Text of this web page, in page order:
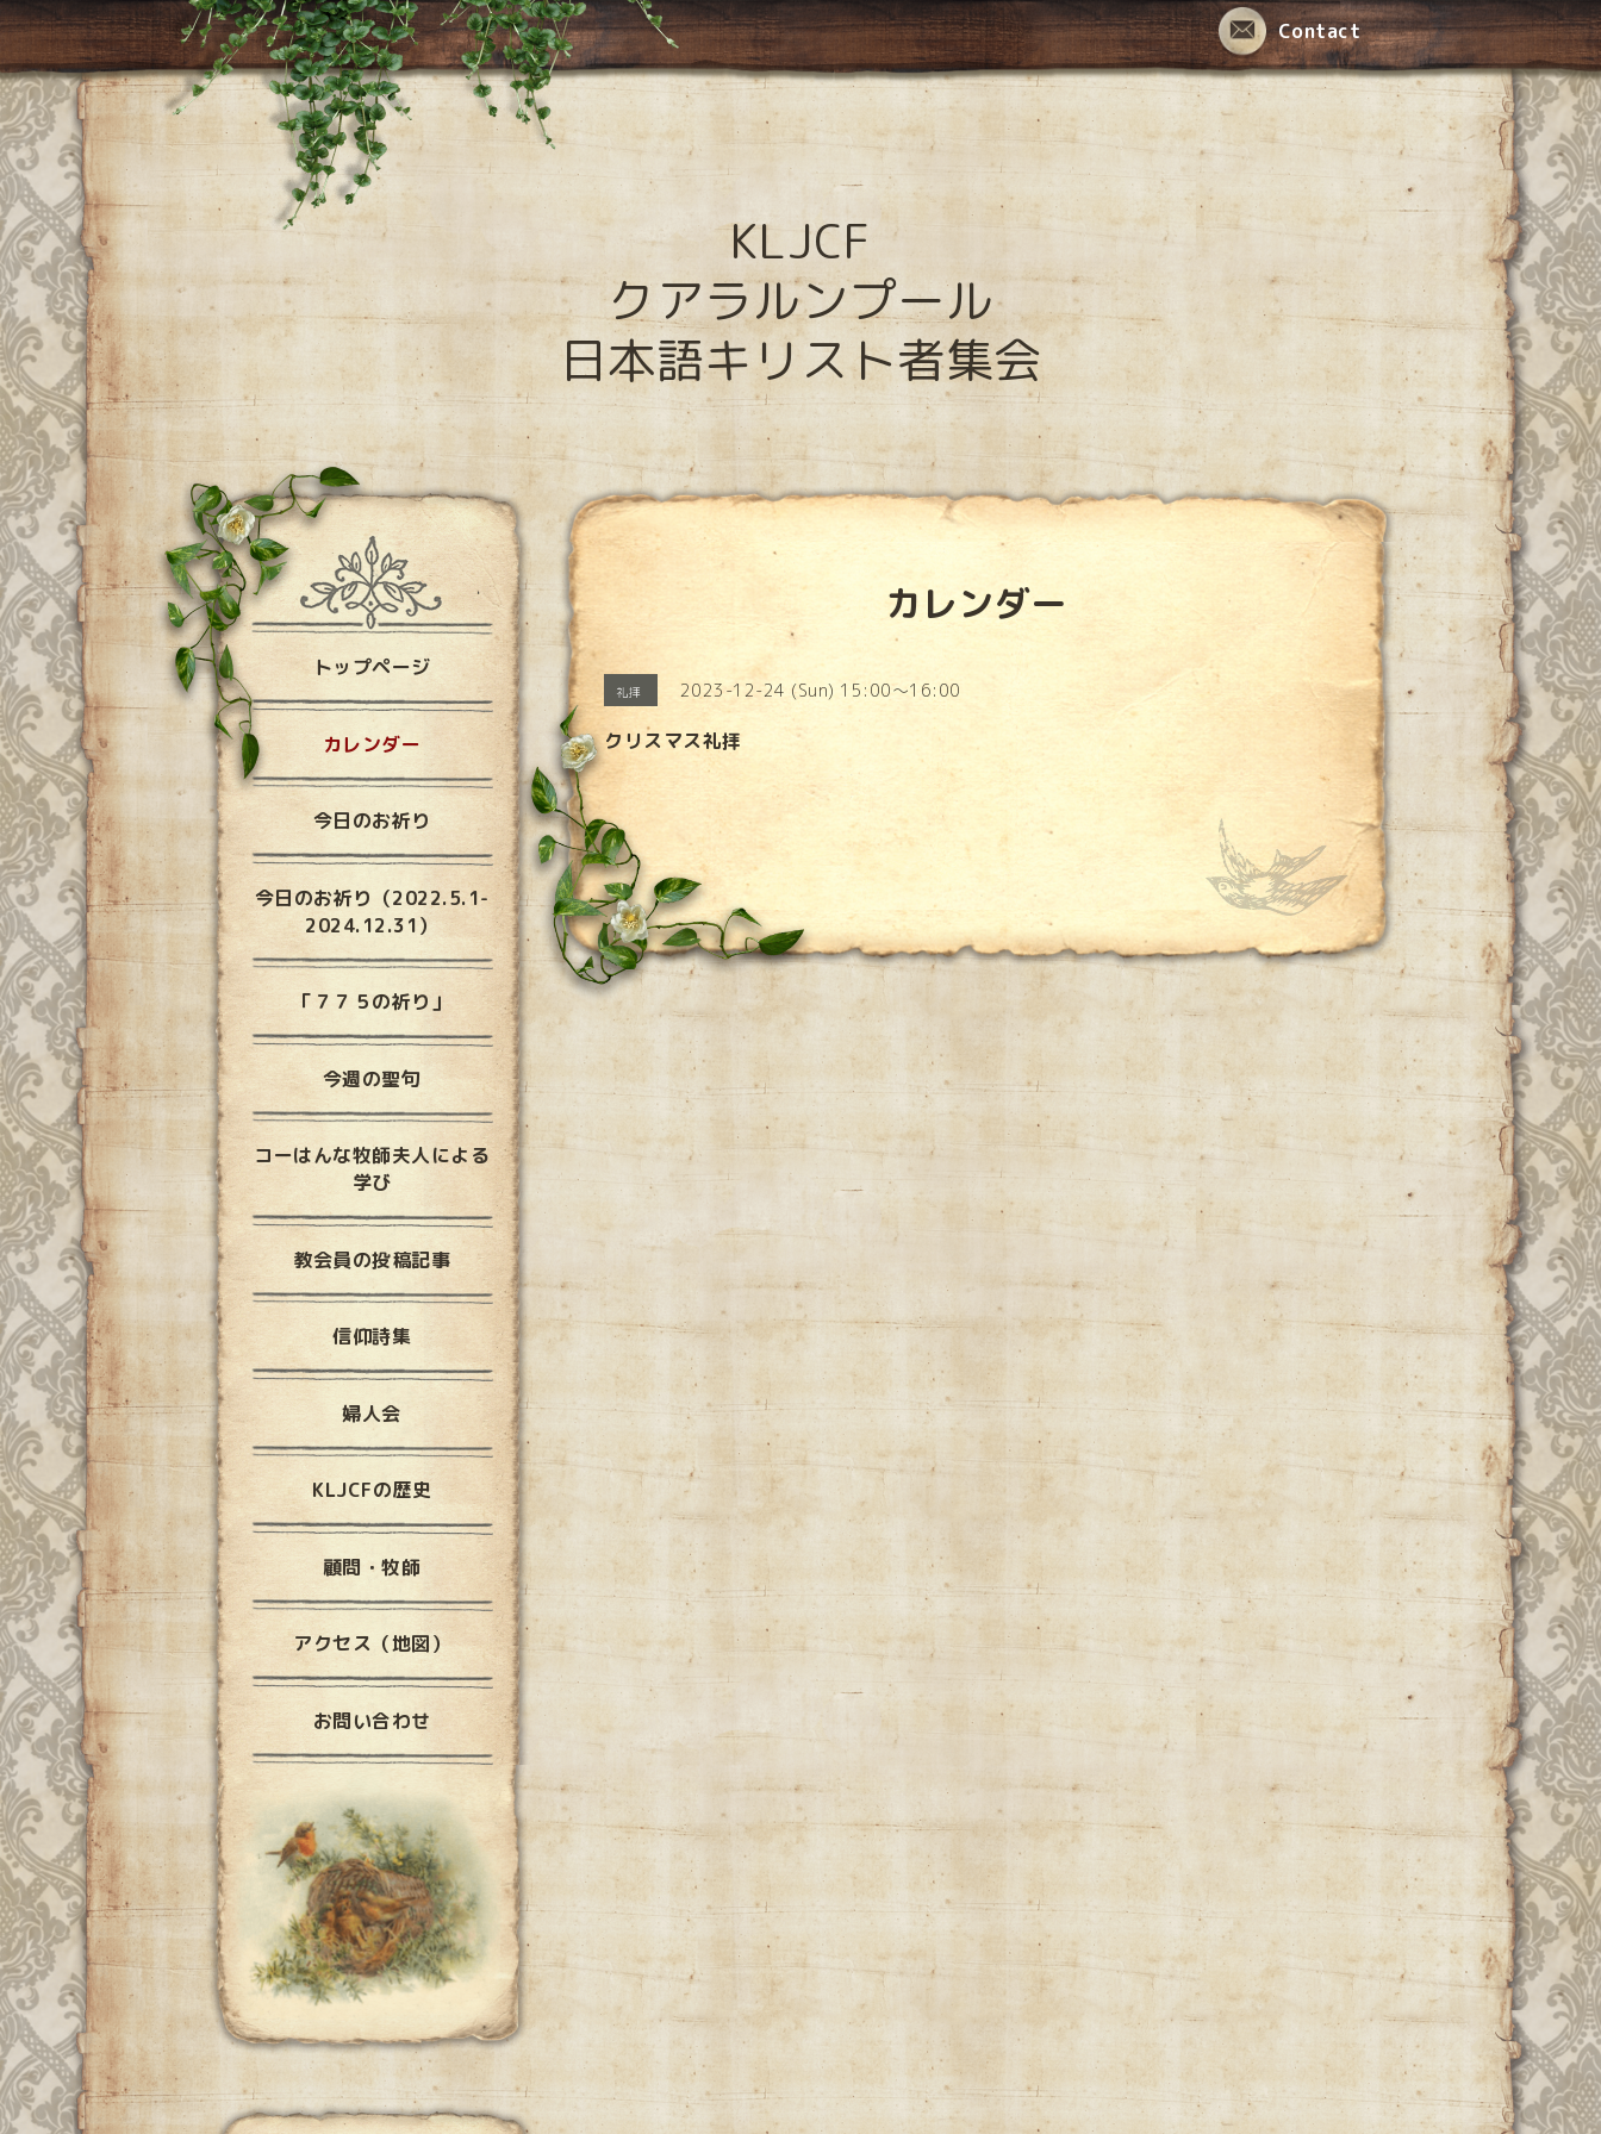
Contact
KLJCF
クアラルンプール
日本語キリスト者集会
カレンダー
礼拝 2023-12-24 (Sun) 15:00～16:00
クリスマス礼拝
トップページ
カレンダー
今日のお祈り
今日のお祈り（2022.5.1-
2024.12.31）
「７７５の祈り」
今週の聖句
コーはんな牧師夫人による
学び
教会員の投稿記事
信仰詩集
婦人会
KLJCFの歴史
顧問・牧師
アクセス（地図）
お問い合わせ